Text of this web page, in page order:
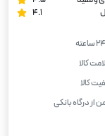
4.1
کالا
کالا
از درگاه بانکی